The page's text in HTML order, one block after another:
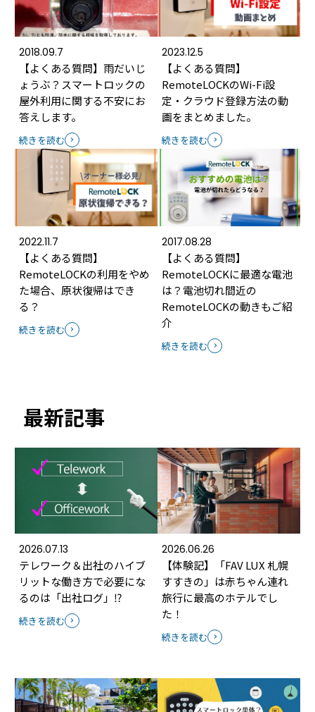
2018.09.7
【よくある質問】雨だいじ
ょうぶ？スマートロックの
屋外利用に関する不安にお
答えします。
続きを読む
2023.12.5
【よくある質問】
RemoteLOCKのWi-Fi設
定・クラウド登録方法の動
画をまとめました。
続きを読む
2022.11.7
【よくある質問】
RemoteLOCKの利用をやめ
た場合、原状復帰はでき
る？
続きを読む
2017.08.28
【よくある質問】
RemoteLOCKに最適な電池
は？電池切れ間近の
RemoteLOCKの動きもご紹
介
続きを読む
最新記事
2026.07.13
テレワーク＆出社のハイブ
リットな働き方で必要にな
るのは「出社ログ」⁉
続きを読む
2026.06.26
【体験記】「FAV LUX 札幌
すすきの」は赤ちゃん連れ
旅行に最高のホテルでし
た！
続きを読む